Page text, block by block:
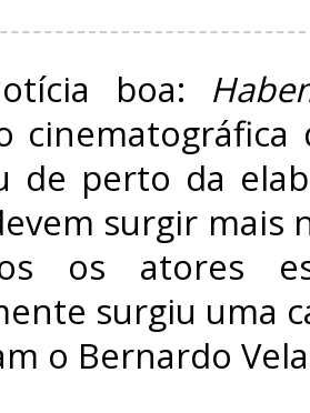
boa:
de perto da
surgir mais
os atores
surgiu uma
o Bernardo